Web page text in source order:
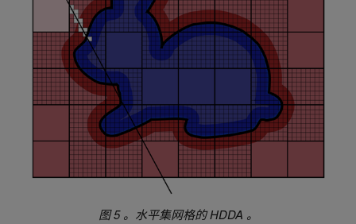
图 5 。水平集网格的 HDDA 。